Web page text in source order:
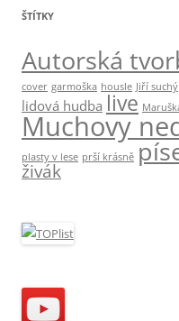
l
d
á
v
á
n
í
ŠTÍTKY
Autorská
cover garmoška housle Jiří suchý
lidová hudba live
Muchovy
plasty v lese prší krásně
živák